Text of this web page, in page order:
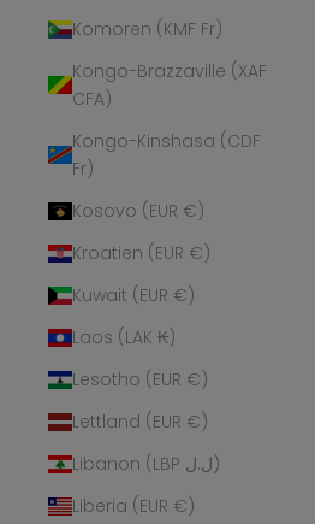
Komoren (KMF Fr)
Kongo-Brazzaville (XAF
CFA)
Kongo-Kinshasa (CDF
Fr)
Kosovo (EUR €)
Kroatien (EUR €)
Kuwait (EUR €)
Laos (LAK ₭)
Lesotho (EUR €)
Lettland (EUR €)
Libanon (LBP ل.ل)
Liberia (EUR €)